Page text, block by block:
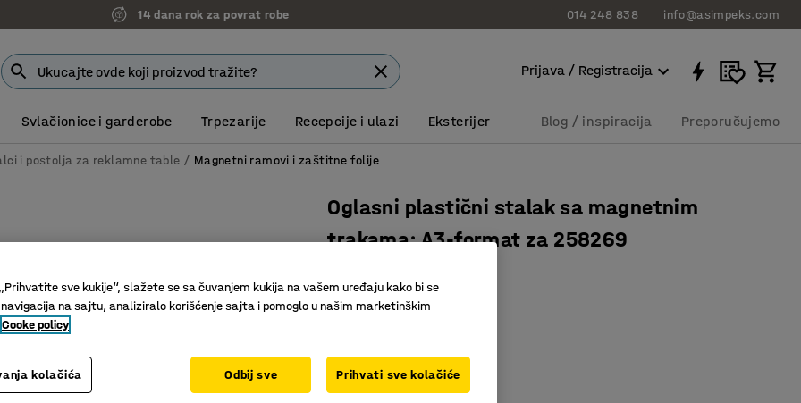
14 dana rok za povrat robe 014 248 838 info@asimpeks.com
Prijava / Registracija
Svlačionice i garderobe Trpezarije Recepcije i ulazi Eksterijer Blog / inspiracija Preporučujemo
i postolja za reklamne table Magnetni ramovi i zaštitne folije
Oglasni plastični stalak sa magnetnim
trakama: A3-format za 258269
UV-otporno
1.804,00 RSD
sve kukije“, slažete se sa čuvanjem kukija na vašem uređaju kako bi se
na sajtu, analiziralo korišćenje sajta i pomoglo u našim marketinškim
Cooke policy
kolačića Odbij sve Prihvati sve kolačiće